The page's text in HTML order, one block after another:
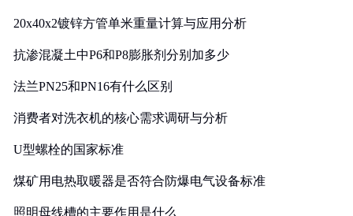
20x40x2镀锌方管单米重量计算与应用分析
抗渗混凝土中P6和P8膨胀剂分别加多少
法兰PN25和PN16有什么区别
消费者对洗衣机的核心需求调研与分析
U型螺栓的国家标准
煤矿用电热取暖器是否符合防爆电气设备标准
照明母线槽的主要作用是什么